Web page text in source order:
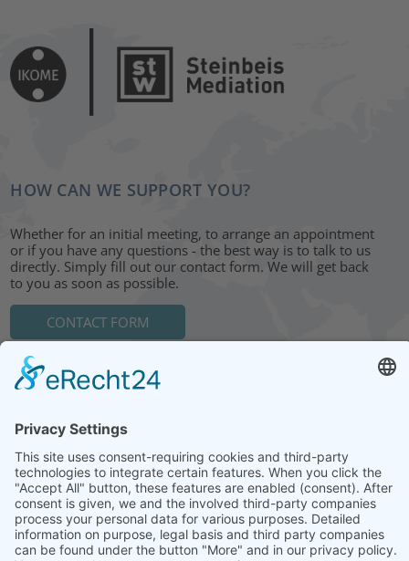
HOW CAN WE SUPPORT YOU?
Whether for an initial meeting, to arrange an appointment
or if you have any questions - the best way is to talk to us
directly. Simply fill out our contact form. We will get back
to you as soon as possible.
CONTACT FORM
Hohe Straße 11
04107 Leipzig
Tel.: +49 341 22 54 13 50
info@steinbeis-mediation.com